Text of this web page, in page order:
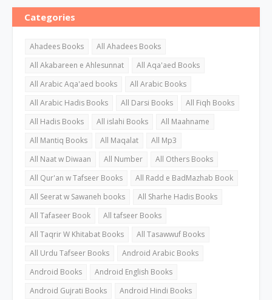
Categories
Ahadees Books
All Ahadees Books
All Akabareen e Ahlesunnat
All Aqa'aed Books
All Arabic Aqa'aed books
All Arabic Books
All Arabic Hadis Books
All Darsi Books
All Fiqh Books
All Hadis Books
All islahi Books
All Maahname
All Mantiq Books
All Maqalat
All Mp3
All Naat w Diwaan
All Number
All Others Books
All Qur'an w Tafseer Books
All Radd e BadMazhab Book
All Seerat w Sawaneh books
All Sharhe Hadis Books
All Tafaseer Book
All tafseer Books
All Taqrir W Khitabat Books
All Tasawwuf Books
All Urdu Tafseer Books
Android Arabic Books
Android Books
Android English Books
Android Gujrati Books
Android Hindi Books